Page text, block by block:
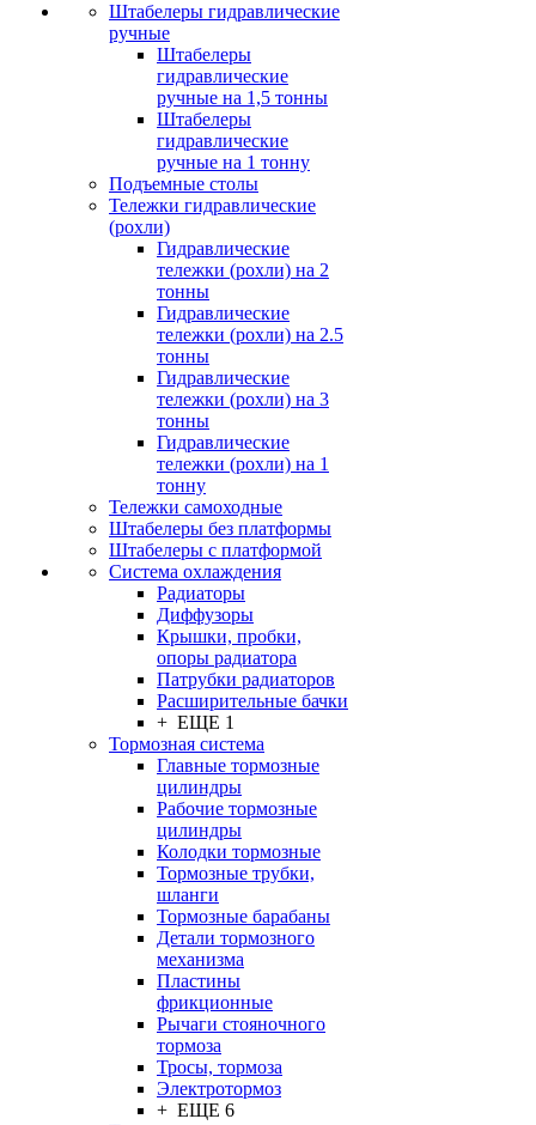
Штабелеры гидравлические
ручные
Штабелеры
гидравлические
ручные на 1,5 тонны
Штабелеры
гидравлические
ручные на 1 тонну
Подъемные столы
Тележки гидравлические
(рохли)
Гидравлические
тележки (рохли) на 2
тонны
Гидравлические
тележки (рохли) на 2.5
тонны
Гидравлические
тележки (рохли) на 3
тонны
Гидравлические
тележки (рохли) на 1
тонну
Тележки самоходные
Штабелеры без платформы
Штабелеры с платформой
Система охлаждения
Радиаторы
Диффузоры
Крышки, пробки,
опоры радиатора
Патрубки радиаторов
Расширительные бачки
+ ЕЩЕ 1
Тормозная система
Главные тормозные
цилиндры
Рабочие тормозные
цилиндры
Колодки тормозные
Тормозные трубки,
шланги
Тормозные барабаны
Детали тормозного
механизма
Пластины
фрикционные
Рычаги стояночного
тормоза
Тросы, тормоза
Электротормоз
+ ЕЩЕ 6